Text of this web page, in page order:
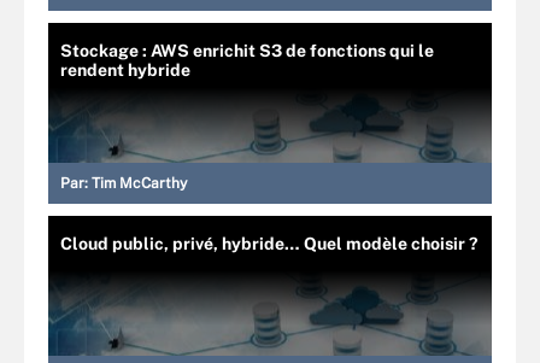
Stockage : AWS enrichit S3 de fonctions qui le
rendent hybride
Par: Tim McCarthy
Cloud public, privé, hybride… Quel modèle choisir ?